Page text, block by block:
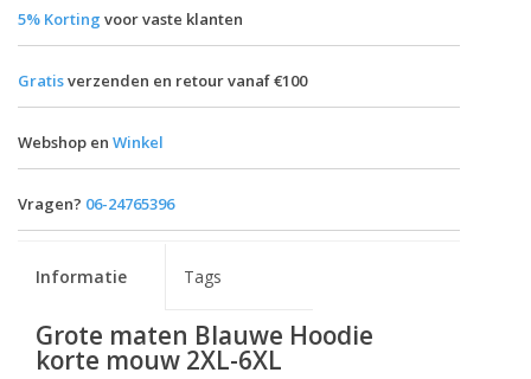
5% Korting voor vaste klanten
Gratisverzenden en retour vanaf €100
Webshop en Winkel
Vragen? 06-24765396
Informatie Tags
Grote maten Blauwe Hoodie
korte mouw 2XL-6XL